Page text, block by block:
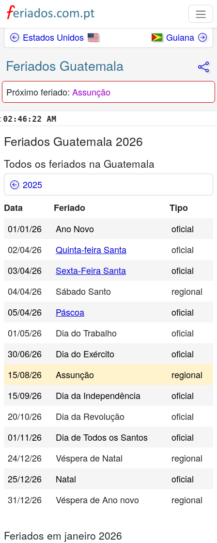
Estados Unidos Guiana
Feriados Guatemala
Próximo feriado: Assunção
AM
Feriados Guatemala 2026
Todos os feriados na Guatemala
2025
Data
Feriado
Tipo
01/01/26
Ano Novo
oficial
02/04/26
Quinta-feira Santa
oficial
03/04/26
Sexta-Feira Santa
oficial
04/04/26
Sábado Santo
regional
05/04/26
Páscoa
oficial
01/05/26
Dia do Trabalho
oficial
30/06/26
Dia do Exército
oficial
15/08/26
Assunção
regional
15/09/26
Dia da Independência
oficial
20/10/26
Dia da Revolução
oficial
01/11/26
Dia de Todos os Santos
oficial
24/12/26
Véspera de Natal
regional
25/12/26
Natal
oficial
31/12/26
Véspera de Ano novo regional
Feriados em janeiro 2026